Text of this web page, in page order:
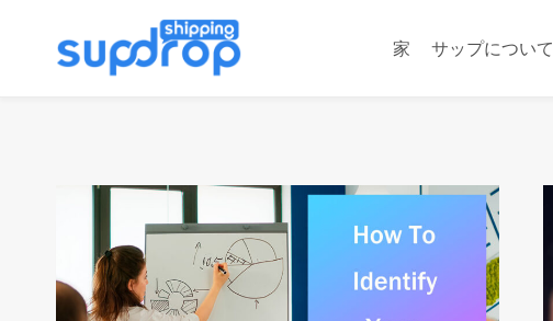
家 サップについて